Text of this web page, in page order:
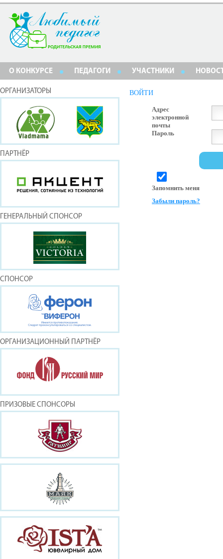
О КОНКУРСЕ ПЕДАГОГИ УЧАСТНИКИ
ОРГАНИЗАТОРЫ
ПАРТНЁР
ГЕНЕРАЛЬНЫЙ СПОНСОР
СПОНСОР
ОРГАНИЗАЦИОННЫЙ ПАРТНЁР
ПРИЗОВЫЕ СПОНСОРЫ
ВОЙТИ
Адрес
электронной
почты
Пароль
Запомнить меня
Забыли пароль?